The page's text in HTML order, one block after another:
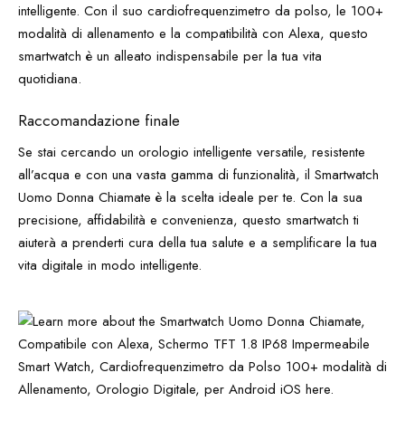
intelligente. Con il suo cardiofrequenzimetro da polso, le 100+
modalità di allenamento e la compatibilità con Alexa, questo
smartwatch è un alleato indispensabile per la tua vita
quotidiana.
Raccomandazione finale
Se stai cercando un orologio intelligente versatile, resistente
all’acqua e con una vasta gamma di funzionalità, il Smartwatch
Uomo Donna Chiamate è la scelta ideale per te. Con la sua
precisione, affidabilità e convenienza, questo smartwatch ti
aiuterà a prenderti cura della tua salute e a semplificare la tua
vita digitale in modo intelligente.